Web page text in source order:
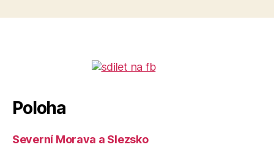
Poloha
Severní Morava a Slezsko